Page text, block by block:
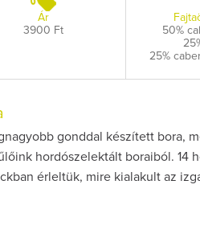
Ár
3900 Ft
50%
25%
gonddal készített bora,
hordószelektált boraiból. 14
érleltük, mire kialakult az